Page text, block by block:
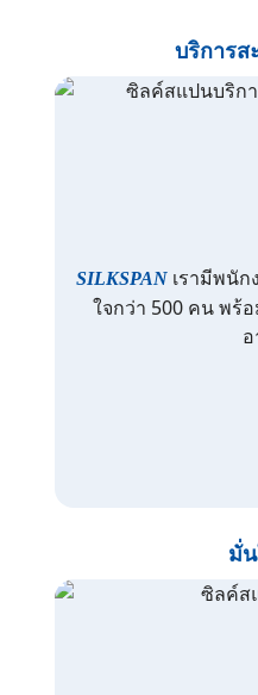
บริการส
SILKSPANเรามีพนัก
ใจกว่า 500 คน พร้
มั่